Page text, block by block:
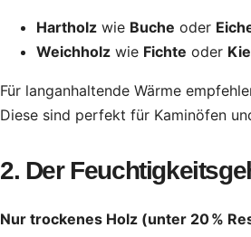
Hartholz wie Buche oder
Weichholz wie Fichte oder
Für langanhaltende Wärme
Diese sind perfekt für Kaminöfen
2. Der
Nur trockenes Holz (unter 20 %